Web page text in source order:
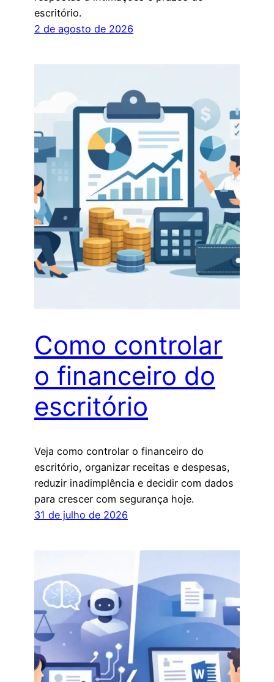
escritório.
2 de agosto de 2026
Como controlar
o financeiro do
escritório
Veja como controlar o financeiro do
escritório, organizar receitas e despesas,
reduzir inadimplência e decidir com dados
para crescer com segurança hoje.
31 de julho de 2026